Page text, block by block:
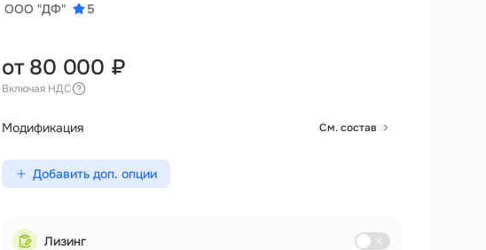
ООО "ДФ" 5
от 80 000 ₽
Включая НДС
Модификация См. состав
Добавить доп. опции
Лизинг